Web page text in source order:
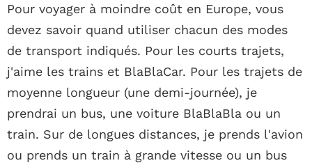
Pour voyager à moindre coût en Europe, vous
devez savoir quand utiliser chacun des modes
de transport indiqués. Pour les courts trajets,
j'aime les trains et BlaBlaCar. Pour les trajets de
moyenne longueur (une demi-journée), je
prendrai un bus, une voiture BlaBlaBla ou un
train. Sur de longues distances, je prends l'avion
ou prends un train à grande vitesse ou un bus